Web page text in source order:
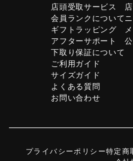
店頭受取サービス
会員ランクについて
ギフトラッピング
アフターサポート
下取り保証について
ご利用ガイド
サイズガイド
よくある質問
お問い合わせ
プライバシーポリシー特定商